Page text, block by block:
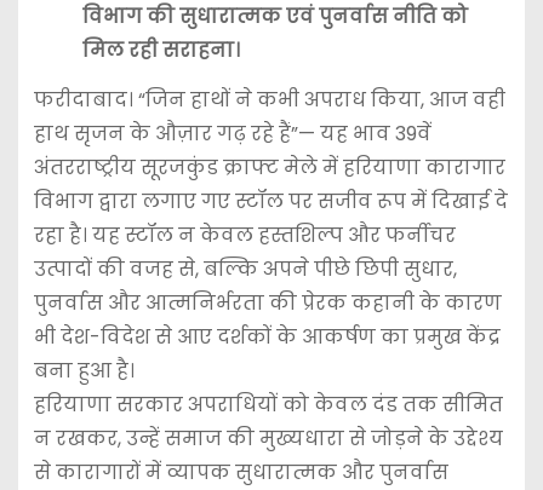
विभाग की सुधारात्मक एवं पुनर्वास नीति को
मिल रही सराहना।
फरीदाबाद। “जिन हाथों ने कभी अपराध किया, आज वही
हाथ सृजन के औज़ार गढ़ रहे हैं”— यह भाव 39वें
अंतरराष्ट्रीय सूरजकुंड क्राफ्ट मेले में हरियाणा कारागार
विभाग द्वारा लगाए गए स्टॉल पर सजीव रूप में दिखाई दे
रहा है। यह स्टॉल न केवल हस्तशिल्प और फर्नीचर
उत्पादों की वजह से, बल्कि अपने पीछे छिपी सुधार,
पुनर्वास और आत्मनिर्भरता की प्रेरक कहानी के कारण
भी देश-विदेश से आए दर्शकों के आकर्षण का प्रमुख केंद्र
बना हुआ है।
हरियाणा सरकार अपराधियों को केवल दंड तक सीमित
न रखकर, उन्हें समाज की मुख्यधारा से जोड़ने के उद्देश्य
से कारागारों में व्यापक सुधारात्मक और पुनर्वास